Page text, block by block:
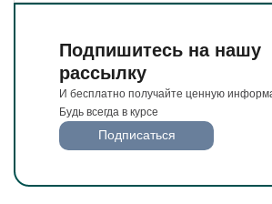
Подпишитесь на нашу
рассылку
И бесплатно получайте ценную
Будь всегда в курсе
Подписаться